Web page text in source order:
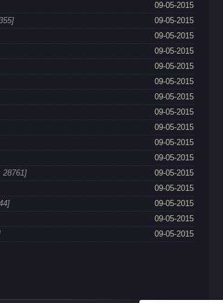
09-05-2015
09-05-2015
09-05-2015
09-05-2015
09-05-2015
09-05-2015
09-05-2015
09-05-2015
09-05-2015
09-05-2015
09-05-2015
28761]
09-05-2015
09-05-2015
09-05-2015
09-05-2015
09-05-2015